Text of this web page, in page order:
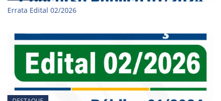
Errata Edital 02/2026